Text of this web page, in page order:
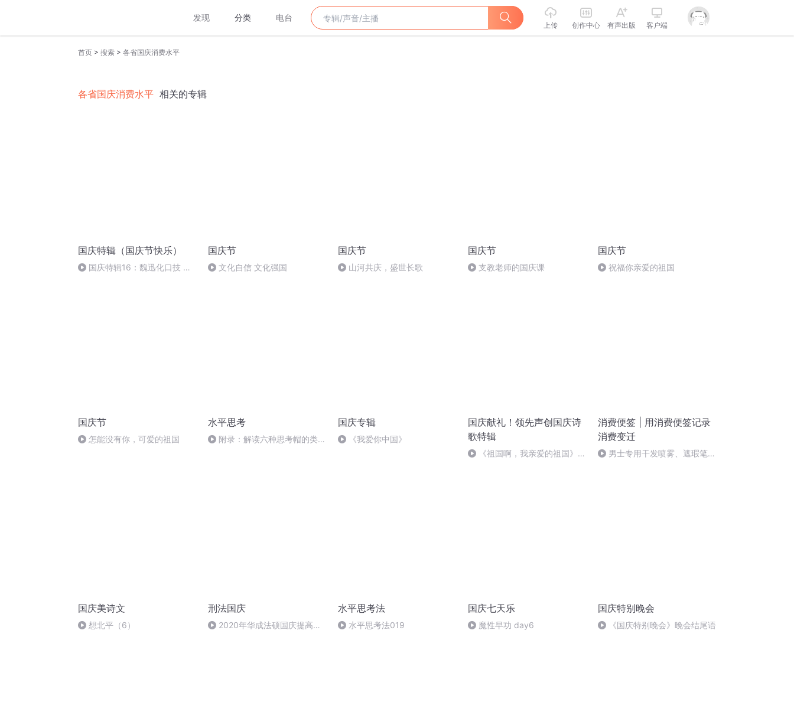
发现 分类 电台
上传 创作中心 有声出版 客户端
首页 > 搜索 > 各省国庆消费水平
各省国庆消费水平 相关的专辑
国庆特辑（国庆节快乐）
国庆特辑16：魏迅化口技 二
国庆节
文化自信 文化强国
国庆节
山河共庆，盛世长歌
国庆节
支教老师的国庆课
国庆节
祝福你亲爱的祖国
国庆节
怎能没有你，可爱的祖国
水平思考
附录：解读六种思考帽的类型
国庆专辑
《我爱你中国》
国庆献礼！领先声创国庆诗
歌特辑
《祖国啊，我亲爱的祖国》温
消费便签 | 用消费便签记录
消费变迁
男士专用干发喷雾、遮瑕笔、
国庆美诗文
想北平（6）
刑法国庆
2020年华成法硕国庆提高班
水平思考法
水平思考法019
国庆七天乐
魔性早功 day6
国庆特别晚会
《国庆特别晚会》晚会结尾语